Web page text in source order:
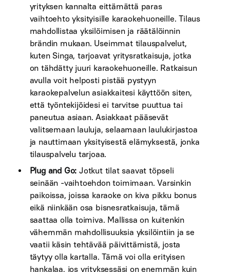
yrityksen kannalta eittämättä paras
vaihtoehto yksityisille karaokehuoneille. Tilaus
mahdollistaa yksilöimisen ja räätälöinnin
brändin mukaan. Useimmat tilauspalvelut,
kuten Singa, tarjoavat yritysratkaisuja, jotka
on tähdätty juuri karaokehuoneille. Ratkaisun
avulla voit helposti pistää pystyyn
karaokepalvelun asiakkaitesi käyttöön siten,
että työntekijöidesi ei tarvitse puuttua tai
paneutua asiaan. Asiakkaat pääsevät
valitsemaan lauluja, selaamaan laulukirjastoa
ja nauttimaan yksityisestä elämyksestä, jonka
tilauspalvelu tarjoaa.
Plug and Go: Jotkut tilat saavat töpseli
seinään -vaihtoehdon toimimaan. Varsinkin
paikoissa, joissa karaoke on kiva pikku bonus
eikä niinkään osa bisnesratkaisuja, tämä
saattaa olla toimiva. Mallissa on kuitenkin
vähemmän mahdollisuuksia yksilöintiin ja se
vaatii käsin tehtävää päivittämistä, josta
täytyy olla kartalla. Tämä voi olla erityisen
hankalaa, jos yrityksessäsi on enemmän kuin